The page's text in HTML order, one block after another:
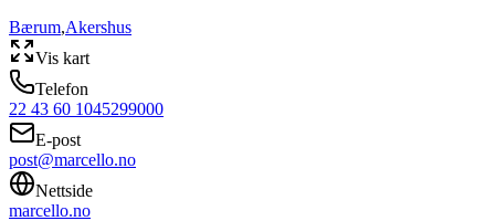
Bærum,Akershus
Vis kart
Telefon
22 43 60 1045299000
E-post
post@marcello.no
Nettside
marcello.no